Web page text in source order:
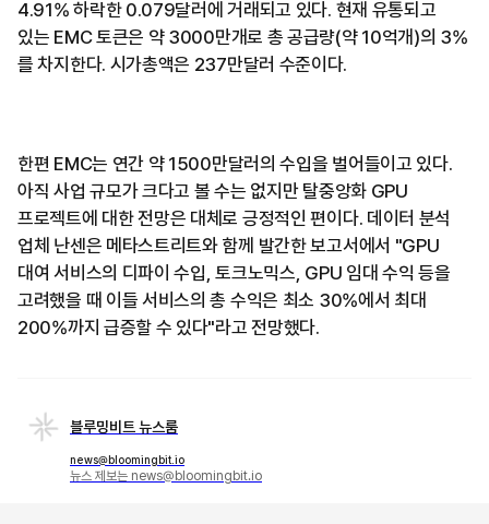
4.91% 하락한 0.079달러에 거래되고 있다. 현재 유통되고
있는 EMC 토큰은 약 3000만개로 총 공급량(약 10억개)의 3%
를 차지한다. 시가총액은 237만달러 수준이다.
한편 EMC는 연간 약 1500만달러의 수입을 벌어들이고 있다.
아직 사업 규모가 크다고 볼 수는 없지만 탈중앙화 GPU
프로젝트에 대한 전망은 대체로 긍정적인 편이다. 데이터 분석
업체 난센은 메타스트리트와 함께 발간한 보고서에서 "GPU
대여 서비스의 디파이 수입, 토크노믹스, GPU 임대 수익 등을
고려했을 때 이들 서비스의 총 수익은 최소 30%에서 최대
200%까지 급증할 수 있다"라고 전망했다.
블루밍비트 뉴스룸
news@bloomingbit.io
뉴스 제보는 news@bloomingbit.io